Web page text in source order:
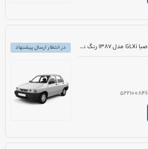
مزایده دولتی خودرو پراید صبا GLXi مدل 1387 رنگ نوک مدادی متالیک
در انتظار ارسال پیشنهاد